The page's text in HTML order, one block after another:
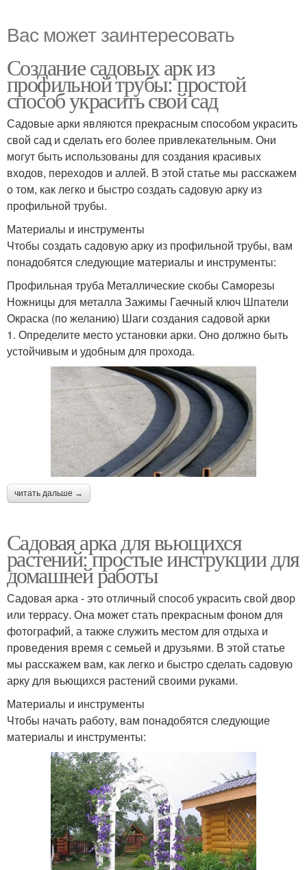
Вас может заинтересовать
Создание садовых арк из
профильной трубы: простой
способ украсить свой сад
Садовые арки являются прекрасным способом украсить
свой сад и сделать его более привлекательным. Они
могут быть использованы для создания красивых
входов, переходов и аллей. В этой статье мы расскажем
о том, как легко и быстро создать садовую арку из
профильной трубы.
Материалы и инструменты
Чтобы создать садовую арку из профильной трубы, вам
понадобятся следующие материалы и инструменты:
Профильная труба Металлические скобы Саморезы
Ножницы для металла Зажимы Гаечный ключ Шпатели
Окраска (по желанию) Шаги создания садовой арки
1. Определите место установки арки. Оно должно быть
устойчивым и удобным для прохода.
читать дальше →
Садовая арка для вьющихся
растений: простые инструкции для
домашней работы
Садовая арка - это отличный способ украсить свой двор
или террасу. Она может стать прекрасным фоном для
фотографий, а также служить местом для отдыха и
проведения время с семьей и друзьями. В этой статье
мы расскажем вам, как легко и быстро сделать садовую
арку для вьющихся растений своими руками.
Материалы и инструменты
Чтобы начать работу, вам понадобятся следующие
материалы и инструменты: